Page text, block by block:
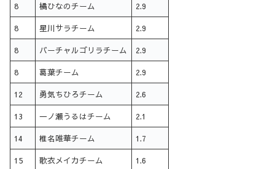
8 橘ひなのチーム 2.9
8 星川サラチーム 2.9
8 バーチャルゴリラチーム 2.9
8 葛葉チーム 2.9
12 勇気ちひろチーム 2.6
13 一ノ瀬うるはチーム 2.1
14 椎名唯華チーム 1.7
15 歌衣メイカチーム 1.6